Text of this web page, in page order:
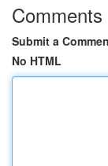
Comments
Submit a
No HTML